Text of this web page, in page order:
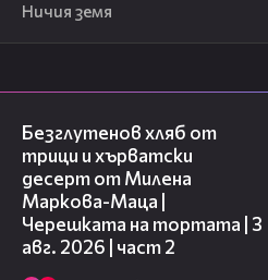
Ничия земя
Безглутенов хляб от
трици и хърватски
десерт от Милена
Маркова-Маца |
Черешката на тортата | 3
авг. 2026 | част 2